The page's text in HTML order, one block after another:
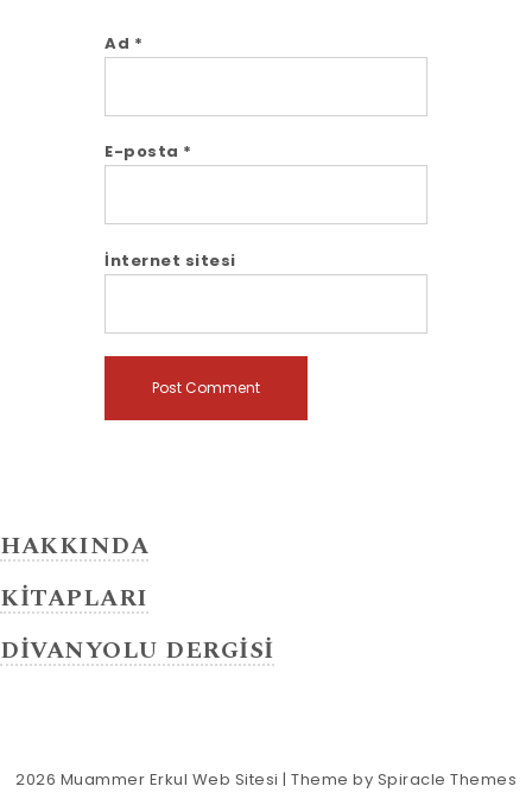
Ad *
E-posta *
İnternet sitesi
HAKKINDA
KİTAPLARI
DİVANYOLU DERGİSİ
2026 Muammer Erkul Web Sitesi | Theme by Spiracle Themes